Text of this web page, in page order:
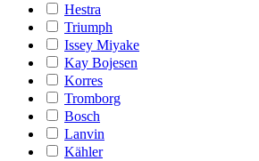
Hestra
Triumph
Issey Miyake
Kay Bojesen
Korres
Tromborg
Bosch
Lanvin
Kähler